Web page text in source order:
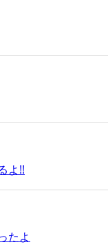
よ!!
たよ